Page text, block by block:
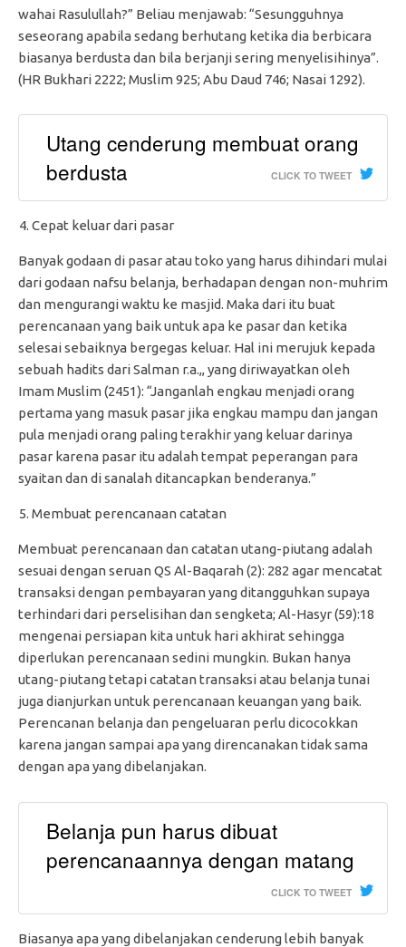
wahai Rasulullah?” Beliau menjawab: “Sesungguhnya
seseorang apabila sedang berhutang ketika dia berbicara
biasanya berdusta dan bila berjanji sering menyelisihinya”.
(HR Bukhari 2222; Muslim 925; Abu Daud 746; Nasai 1292).
Utang cenderung membuat orang
berdusta
CLICK TO TWEET
Cepat keluar dari pasar
Banyak godaan di pasar atau toko yang harus dihindari mulai
dari godaan nafsu belanja, berhadapan dengan non-muhrim
dan mengurangi waktu ke masjid. Maka dari itu buat
perencanaan yang baik untuk apa ke pasar dan ketika
selesai sebaiknya bergegas keluar. Hal ini merujuk kepada
sebuah hadits dari Salman r.a.,, yang diriwayatkan oleh
Imam Muslim (2451): “Janganlah engkau menjadi orang
pertama yang masuk pasar jika engkau mampu dan jangan
pula menjadi orang paling terakhir yang keluar darinya
pasar karena pasar itu adalah tempat peperangan para
syaitan dan di sanalah ditancapkan benderanya.”
Membuat perencanaan catatan
Membuat perencanaan dan catatan utang-piutang adalah
sesuai dengan seruan QS Al-Baqarah (2): 282 agar mencatat
transaksi dengan pembayaran yang ditangguhkan supaya
terhindari dari perselisihan dan sengketa; Al-Hasyr (59):18
mengenai persiapan kita untuk hari akhirat sehingga
diperlukan perencanaan sedini mungkin. Bukan hanya
utang-piutang tetapi catatan transaksi atau belanja tunai
juga dianjurkan untuk perencanaan keuangan yang baik.
Perencanan belanja dan pengeluaran perlu dicocokkan
karena jangan sampai apa yang direncanakan tidak sama
dengan apa yang dibelanjakan.
Belanja pun harus dibuat
perencanaannya dengan matang
CLICK TO TWEET
Biasanya apa yang dibelanjakan cenderung lebih banyak